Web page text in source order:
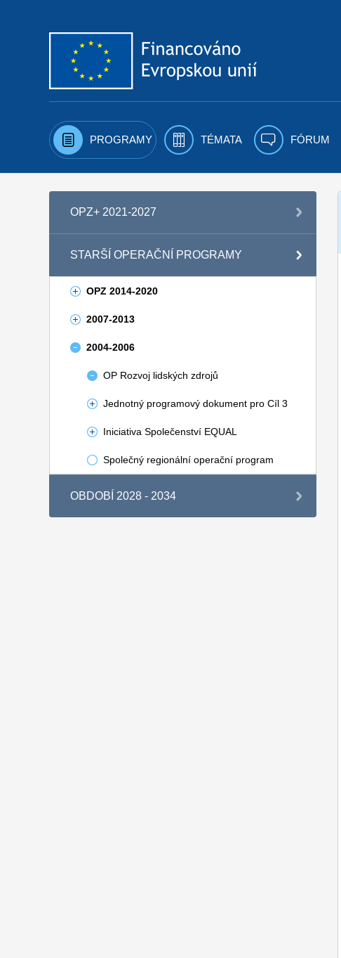
PROGRAMY TÉMATA FÓRUM
OPZ+ 2021-2027
STARŠÍ OPERAČNÍ PROGRAMY
OPZ 2014-2020
2007-2013
2004-2006
OP Rozvoj lidských zdrojů
Jednotný programový dokument pro Cíl 3
Iniciativa Společenství EQUAL
Společný regionální operační program
OBDOBÍ 2028 - 2034